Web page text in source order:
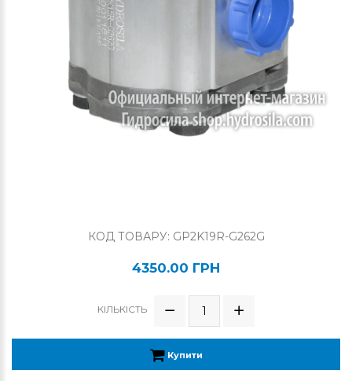
КОД ТОВАРУ: GP2K19R-G262G
4350.00 ГРН
КІЛЬКІСТЬ
Купити